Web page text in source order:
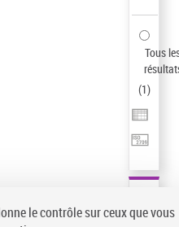
Tous
(1)
le contrôle sur ceux que vous